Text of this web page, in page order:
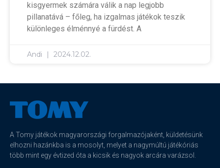
kisgyermek számára válik a nap legjobb
pillanatává – főleg, ha izgalmas játékok teszik
különleges élménnyé a fürdést. A
Andi 2024.12.02.
A Tomy játékok magyarországi forgalmazójaként, küldetésünk
elhozni hazánkba is a mosolyt, melyet a nagymúltú játékóriás
több mint egy évtized óta a kicsik és nagyok arcára varázsol.